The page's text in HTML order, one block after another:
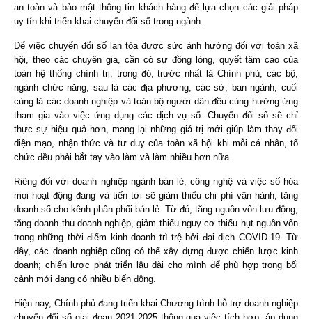
an toàn và bảo mật thông tin khách hàng để lựa chọn các giải pháp
uy tín khi triển khai chuyển đối số trong ngành.
Để việc chuyển đổi số lan tỏa được sức ảnh hưởng đối với toàn xã
hội, theo các chuyên gia, cần có sự đồng lòng, quyết tâm cao của
toàn hệ thống chính trị; trong đó, trước nhất là Chính phủ, các bộ,
ngành chức năng, sau là các địa phương, các sở, ban ngành; cuối
cùng là các doanh nghiệp và toàn bộ người dân đều cùng hưởng ứng
tham gia vào việc ứng dụng các dịch vụ số. Chuyển đổi số sẽ chỉ
thực sự hiệu quả hơn, mang lại những giá trị mới giúp làm thay đổi
diện mạo, nhận thức và tư duy của toàn xã hội khi mỗi cá nhân, tổ
chức đều phải bắt tay vào làm và làm nhiều hơn nữa.
Riêng đối với doanh nghiệp ngành bán lẻ, công nghệ và việc số hóa
mọi hoạt động đang và tiến tới sẽ giảm thiểu chi phí vận hành, tăng
doanh số cho kênh phân phối bán lẻ. Từ đó, tăng nguồn vốn lưu động,
tăng doanh thu doanh nghiệp, giảm thiểu nguy cơ thiếu hụt nguồn vốn
trong những thời điểm kinh doanh trì trệ bởi đại dịch COVID-19. Từ
đây, các doanh nghiệp cũng có thể xây dựng được chiến lược kinh
doanh; chiến lược phát triển lâu dài cho mình để phù hợp trong bối
cảnh mới đang có nhiều biến động.
Hiện nay, Chính phủ đang triển khai Chương trình hỗ trợ doanh nghiệp